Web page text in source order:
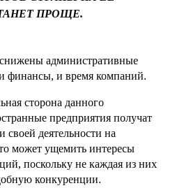
ПРОЩЕ.
административные
финансы, и время компаний.
сторона данного
предприятия получат
своей деятельности на
может ущемить интересы
поскольку не каждая из них
конкуренции.